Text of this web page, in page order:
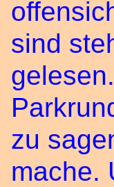
sind
zu
mache.